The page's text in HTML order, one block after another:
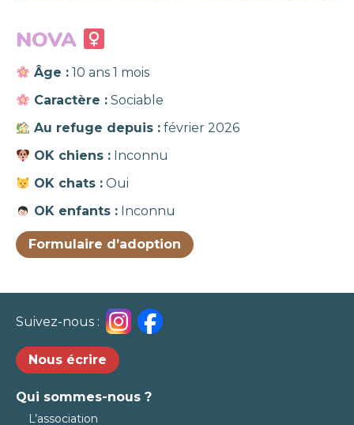
NOVA
Âge : 10 ans 1 mois
Caractère : Sociable
Au refuge depuis : février 2026
OK chiens : Inconnu
OK chats : Oui
OK enfants : Inconnu
Formulaire d’adoption
Suivez-nous :
Nous écrire
Qui sommes-nous ?
L’association